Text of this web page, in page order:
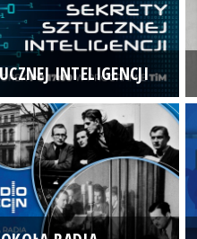
INTELIGENCJI